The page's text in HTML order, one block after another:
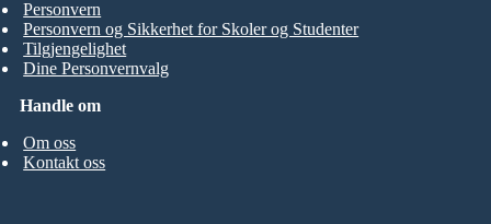
Handle om
Om oss
Kontakt oss
Personvern
Personvern og Sikkerhet for Skoler og Studenter
Tilgjengelighet
Dine Personvernvalg